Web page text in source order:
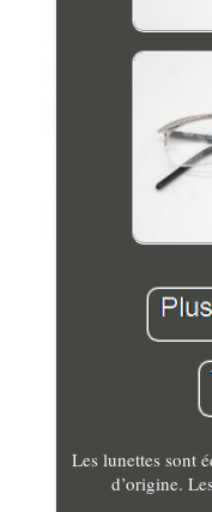
Les lunettes sont
d’origine.